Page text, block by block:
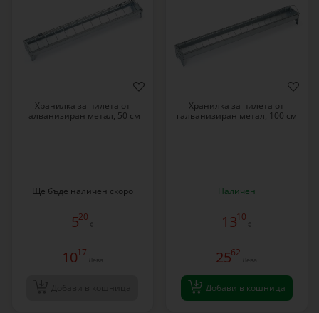
Хранилка за пилета от
галванизиран метал, 50 см
Ще бъде наличен скоро
520
€
1017
Лева
Хранилка за пилета от
галванизиран метал, 100 см
Наличен
1310
€
2562
Лева
Добави в кошница